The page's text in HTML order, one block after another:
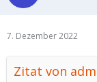
7. Dezember 2022
Zitat von